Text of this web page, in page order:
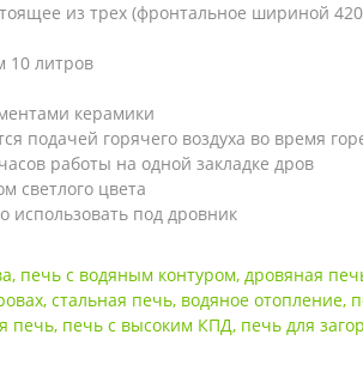
из трех (фронтальное шириной
10 литров
керамики
подачей горячего воздуха во время
работы на одной закладке дров
светлого цвета
под дровник
, печь с водяным контуром, дровяная
, стальная печь, водяное отопление,
печь, печь с высоким КПД, печь для